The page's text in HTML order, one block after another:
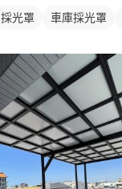
採光罩 車庫採光罩